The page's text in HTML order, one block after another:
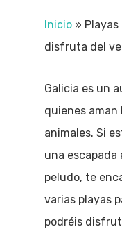
Inicio » Playas
disfruta del
Galicia es un
quienes aman
animales. Si
una
peludo, te
varias playas
podréis